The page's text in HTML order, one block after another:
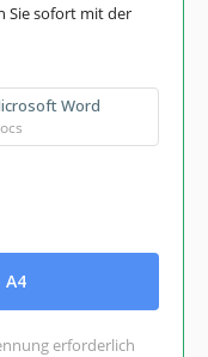
Sie sofort mit der
Word
A4
erforderlich